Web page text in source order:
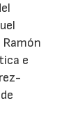
Ramón
e